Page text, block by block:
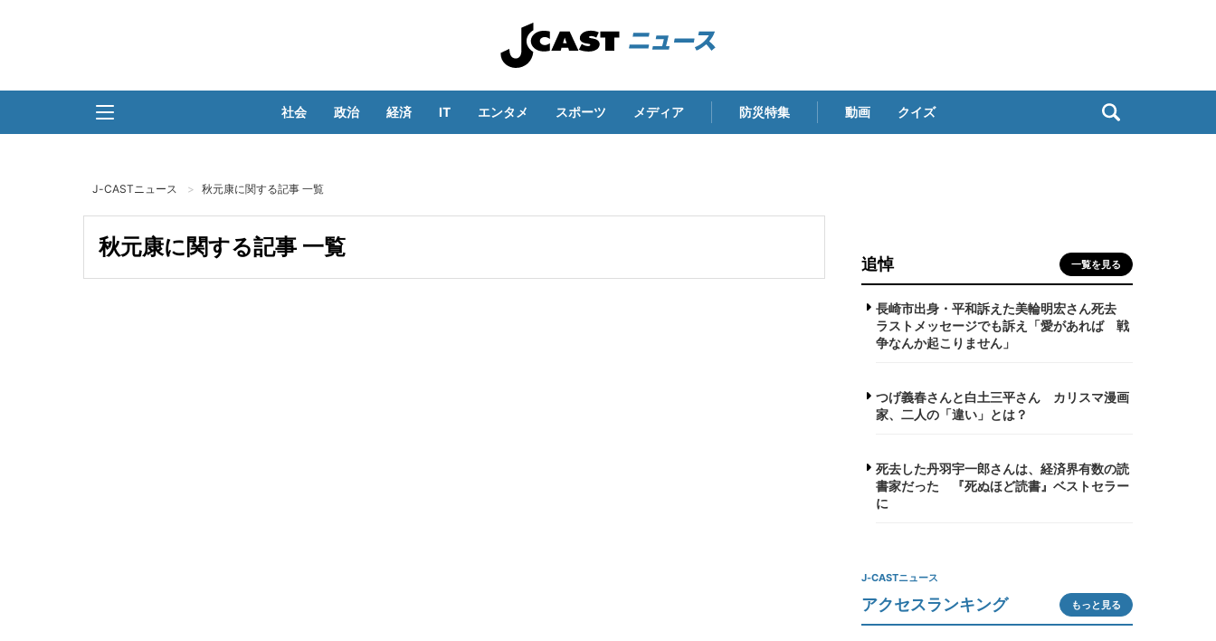
社会 政治 経済 IT エンタメ スポーツ メディア 防災特集 動画 クイズ
J-CASTニュース 秋元康に関する記事 一覧
秋元康に関する記事 一覧
追悼 一覧を見る
長崎市出身・平和訴えた美輪明宏さん死去
ラストメッセージでも訴え「愛があれば 戦
争なんか起こりません」
つげ義春さんと白土三平さん カリスマ漫画
家、二人の「違い」とは？
死去した丹羽宇一郎さんは、経済界有数の読
書家だった 『死ぬほど読書』ベストセラー
に
J-CASTニュース
アクセスランキング もっと見る